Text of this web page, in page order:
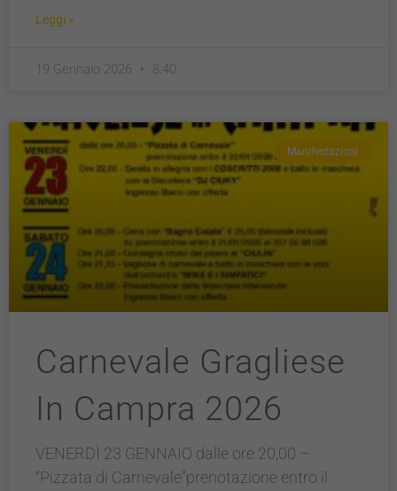
Leggi »
19 Gennaio 2026 8:40
Manifestazioni
Carnevale Gragliese
In Campra 2026
VENERDÌ 23 GENNAIO dalle ore 20,00 –
“Pizzata di Carnevale”prenotazione entro il
informazioni
personali.